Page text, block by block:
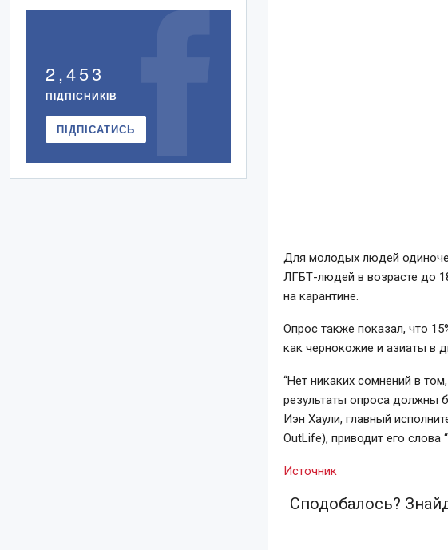
Для молодых людей
ЛГБТ-людей в возрасте до
на карантине.
Опрос также показал, что
как чернокожие и азиаты в
“Нет никаких сомнений в
результаты опроса должны
Иэн Хаули, главный
OutLife), приводит его слова
Источник
Сподобалось?
2,453
ПІДПІСНИКІВ
ПІДПІСАТИСЬ